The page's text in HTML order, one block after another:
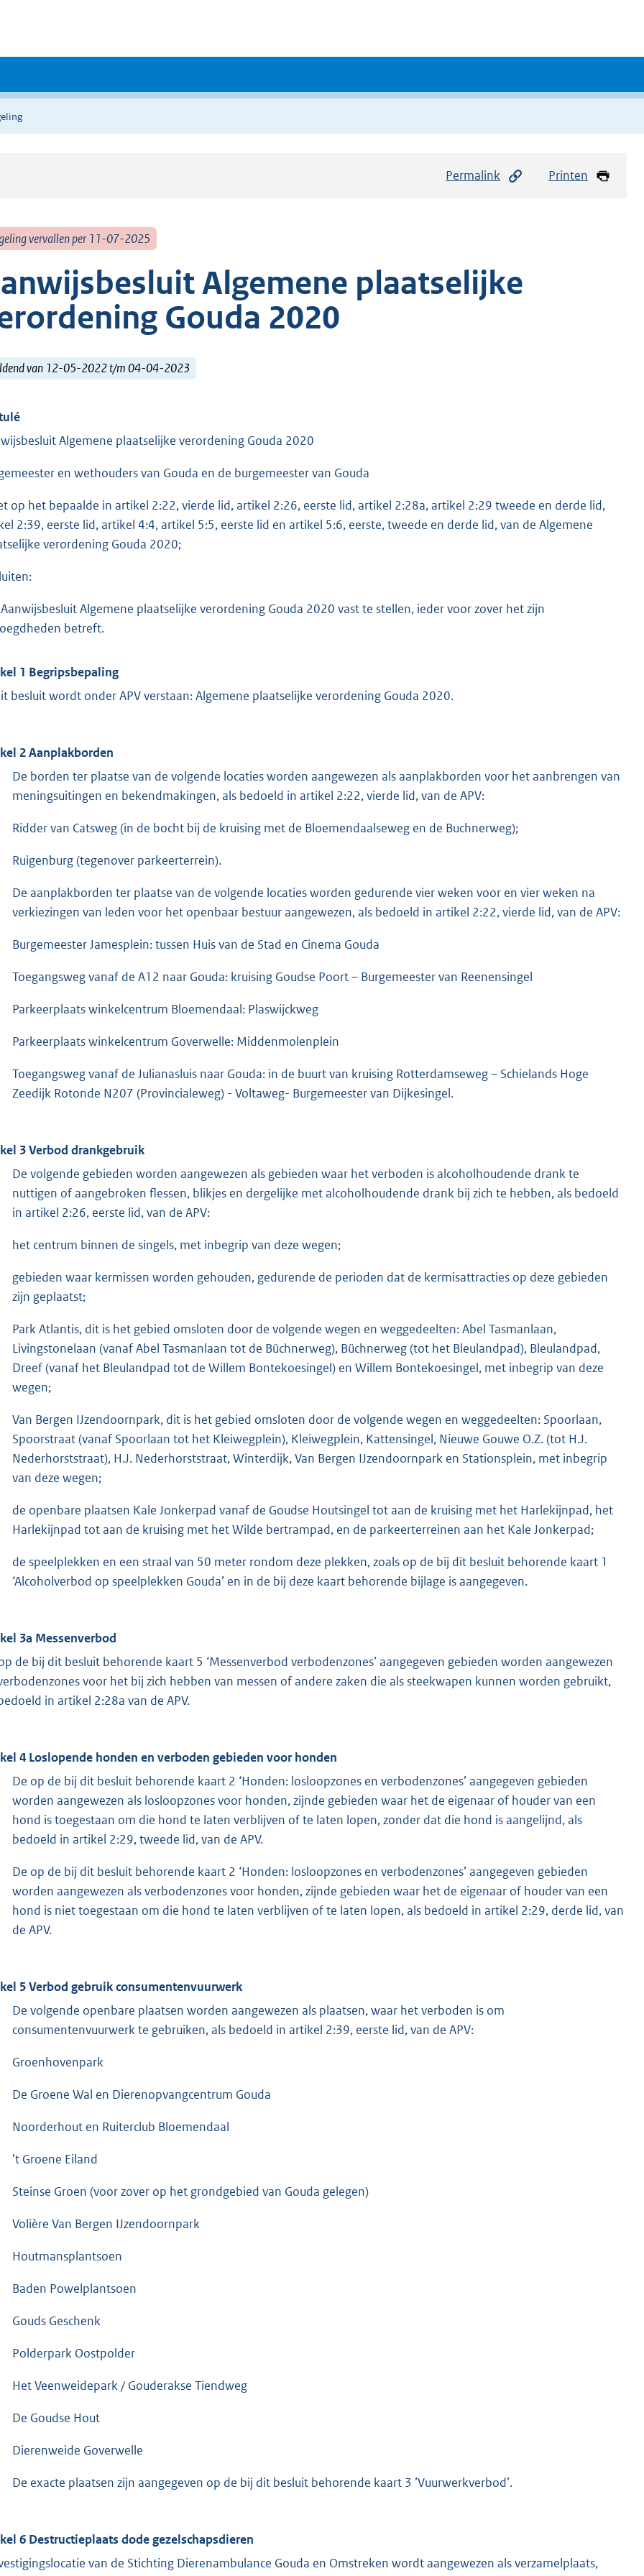
Permalink Printen
vervallen per 11-07-2025
Algemene plaatselijke
Gouda 2020
van 12-05-2022 t/m 04-04-2023
Algemene plaatselijke verordening Gouda 2020
en wethouders van Gouda en de burgemeester van Gouda
op het bepaalde in artikel 2:22, vierde lid, artikel 2:26, eerste lid, artikel 2:28a, artikel 2:29 tweede en derde lid,
2:39, eerste lid, artikel 4:4, artikel 5:5, eerste lid en artikel 5:6, eerste, tweede en derde lid, van de Algemene
verordening Gouda 2020;
Algemene plaatselijke verordening Gouda 2020 vast te stellen, ieder voor zover het zijn
betreft.
1 Begripsbepaling
besluit wordt onder APV verstaan: Algemene plaatselijke verordening Gouda 2020.
2 Aanplakborden
De borden ter plaatse van de volgende locaties worden aangewezen als aanplakborden voor het aanbrengen van
meningsuitingen en bekendmakingen, als bedoeld in artikel 2:22, vierde lid, van de APV:
Ridder van Catsweg (in de bocht bij de kruising met de Bloemendaalseweg en de Buchnerweg);
Ruigenburg (tegenover parkeerterrein).
De aanplakborden ter plaatse van de volgende locaties worden gedurende vier weken voor en vier weken na
verkiezingen van leden voor het openbaar bestuur aangewezen, als bedoeld in artikel 2:22, vierde lid, van de APV:
Burgemeester Jamesplein: tussen Huis van de Stad en Cinema Gouda
Toegangsweg vanaf de A12 naar Gouda: kruising Goudse Poort – Burgemeester van Reenensingel
Parkeerplaats winkelcentrum Bloemendaal: Plaswijckweg
Parkeerplaats winkelcentrum Goverwelle: Middenmolenplein
Toegangsweg vanaf de Julianasluis naar Gouda: in de buurt van kruising Rotterdamseweg – Schielands Hoge
Zeedijk Rotonde N207 (Provincialeweg) - Voltaweg- Burgemeester van Dijkesingel.
3 Verbod drankgebruik
De volgende gebieden worden aangewezen als gebieden waar het verboden is alcoholhoudende drank te
nuttigen of aangebroken flessen, blikjes en dergelijke met alcoholhoudende drank bij zich te hebben, als bedoeld
in artikel 2:26, eerste lid, van de APV:
het centrum binnen de singels, met inbegrip van deze wegen;
gebieden waar kermissen worden gehouden, gedurende de perioden dat de kermisattracties op deze gebieden
zijn geplaatst;
Park Atlantis, dit is het gebied omsloten door de volgende wegen en weggedeelten: Abel Tasmanlaan,
Livingstonelaan (vanaf Abel Tasmanlaan tot de Büchnerweg), Büchnerweg (tot het Bleulandpad), Bleulandpad,
Dreef (vanaf het Bleulandpad tot de Willem Bontekoesingel) en Willem Bontekoesingel, met inbegrip van deze
wegen;
Van Bergen IJzendoornpark, dit is het gebied omsloten door de volgende wegen en weggedeelten: Spoorlaan,
Spoorstraat (vanaf Spoorlaan tot het Kleiwegplein), Kleiwegplein, Kattensingel, Nieuwe Gouwe O.Z. (tot H.J.
Nederhorststraat), H.J. Nederhorststraat, Winterdijk, Van Bergen IJzendoornpark en Stationsplein, met inbegrip
van deze wegen;
de openbare plaatsen Kale Jonkerpad vanaf de Goudse Houtsingel tot aan de kruising met het Harlekijnpad, het
Harlekijnpad tot aan de kruising met het Wilde bertrampad, en de parkeerterreinen aan het Kale Jonkerpad;
de speelplekken en een straal van 50 meter rondom deze plekken, zoals op de bij dit besluit behorende kaart 1
‘Alcoholverbod op speelplekken Gouda’ en in de bij deze kaart behorende bijlage is aangegeven.
3a Messenverbod
de bij dit besluit behorende kaart 5 ‘Messenverbod verbodenzones’ aangegeven gebieden worden aangewezen
voor het bij zich hebben van messen of andere zaken die als steekwapen kunnen worden gebruikt,
in artikel 2:28a van de APV.
4 Loslopende honden en verboden gebieden voor honden
De op de bij dit besluit behorende kaart 2 ‘Honden: losloopzones en verbodenzones’ aangegeven gebieden
worden aangewezen als losloopzones voor honden, zijnde gebieden waar het de eigenaar of houder van een
hond is toegestaan om die hond te laten verblijven of te laten lopen, zonder dat die hond is aangelijnd, als
bedoeld in artikel 2:29, tweede lid, van de APV.
De op de bij dit besluit behorende kaart 2 ‘Honden: losloopzones en verbodenzones’ aangegeven gebieden
worden aangewezen als verbodenzones voor honden, zijnde gebieden waar het de eigenaar of houder van een
hond is niet toegestaan om die hond te laten verblijven of te laten lopen, als bedoeld in artikel 2:29, derde lid, van
de APV.
5 Verbod gebruik consumentenvuurwerk
De volgende openbare plaatsen worden aangewezen als plaatsen, waar het verboden is om
consumentenvuurwerk te gebruiken, als bedoeld in artikel 2:39, eerste lid, van de APV:
Groenhovenpark
De Groene Wal en Dierenopvangcentrum Gouda
Noorderhout en Ruiterclub Bloemendaal
’t Groene Eiland
Steinse Groen (voor zover op het grondgebied van Gouda gelegen)
Volière Van Bergen IJzendoornpark
Houtmansplantsoen
Baden Powelplantsoen
Gouds Geschenk
Polderpark Oostpolder
Het Veenweidepark / Gouderakse Tiendweg
De Goudse Hout
Dierenweide Goverwelle
De exacte plaatsen zijn aangegeven op de bij dit besluit behorende kaart 3 ’Vuurwerkverbod’.
6 Destructieplaats dode gezelschapsdieren
van de Stichting Dierenambulance Gouda en Omstreken wordt aangewezen als verzamelplaats,